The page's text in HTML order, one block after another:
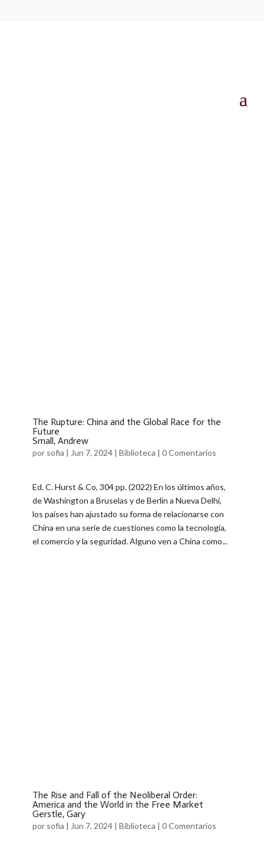
The Rupture: China and the Global Race for the
Future
Small, Andrew
por sofia | Jun 7, 2024| Biblioteca | 0 Comentarios
Ed. C. Hurst & Co, 304 pp. (2022) En los últimos años,
de Washington a Bruselas y de Berlín a Nueva Delhi,
los países han ajustado su forma de relacionarse con
China en una serie de cuestiones como la tecnología,
el comercio y la seguridad. Alguno ven a China como...
The Rise and Fall of the Neoliberal Order:
America and the World in the Free Market
Gerstle, Gary
por sofia | Jun 7, 2024| Biblioteca | 0 Comentarios